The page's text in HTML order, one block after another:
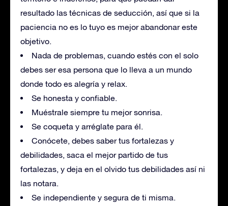
resultado las técnicas de seducción, así que si la
paciencia no es lo tuyo es mejor abandonar este
objetivo.
Nada de problemas, cuando estés con el solo
debes ser esa persona que lo lleva a un mundo
donde todo es alegría y relax.
Se honesta y confiable.
Muéstrale siempre tu mejor sonrisa.
Se coqueta y arréglate para él.
Conócete, debes saber tus fortalezas y
debilidades, saca el mejor partido de tus
fortalezas, y deja en el olvido tus debilidades así ni
las notara.
Se independiente y segura de ti misma.